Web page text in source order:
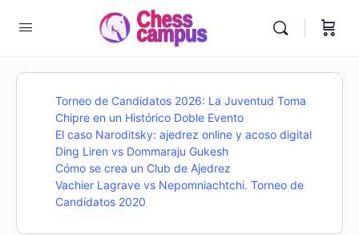
Torneo de Candidatos 2026: La Juventud Toma
Chipre en un Histórico Doble Evento
El caso Naroditsky: ajedrez online y acoso digital
Ding Liren vs Dommaraju Gukesh
Cómo se crea un Club de Ajedrez
Vachier Lagrave vs Nepomniachtchi. Torneo de
Candidatos 2020